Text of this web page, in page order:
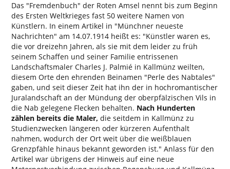
Das "Fremdenbuch" der Roten Amsel nennt bis zum Beginn
des Ersten Weltkrieges fast 50 weitere Namen von
Künstlern. In einem Artikel in "Münchner neueste
Nachrichten" am 14.07.1914 heißt es: "Künstler waren es,
die vor dreizehn Jahren, als sie mit dem leider zu früh
seinem Schaffen und seiner Familie entrissenen
Landschaftsmaler Charles J. Palmié in Kallmünz weilten,
diesem Orte den ehrenden Beinamen "Perle des Nabtales"
gaben, und seit dieser Zeit hat ihn der in hochromantischer
Juralandschaft an der Mündung der oberpfälzischen Vils in
die Nab gelegene Flecken behalten. Nach Hunderten
zählen bereits die Maler, die seitdem in Kallmünz zu
Studienzwecken längeren oder kürzeren Aufenthalt
nahmen, wodurch der Ort weit über die weißblauen
Grenzpfähle hinaus bekannt geworden ist." Anlass für den
Artikel war übrigens der Hinweis auf eine neue